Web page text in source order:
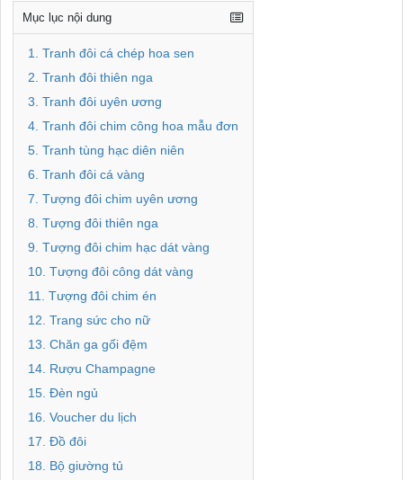
Mục lục nội dung
1. Tranh đôi cá chép hoa sen
2. Tranh đôi thiên nga
3. Tranh đôi uyên ương
4. Tranh đôi chim công hoa mẫu đơn
5. Tranh tùng hạc diên niên
6. Tranh đôi cá vàng
7. Tượng đôi chim uyên ương
8. Tượng đôi thiên nga
9. Tượng đôi chim hạc dát vàng
10. Tượng đôi công dát vàng
11. Tượng đôi chim én
12. Trang sức cho nữ
13. Chăn ga gối đệm
14. Rượu Champagne
15. Đèn ngủ
16. Voucher du lịch
17. Đồ đôi
18. Bộ giường tủ